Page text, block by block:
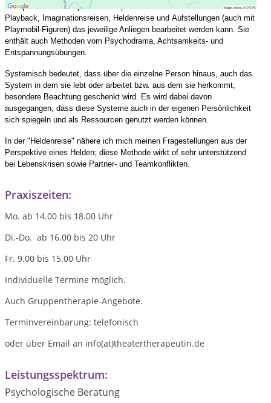
therapeutischen Gespräch über spielerische Interaktionen wie
Playback, Imaginationsreisen, Heldenreise und Aufstellungen (auch mit
Playmobil-Figuren) das jeweilige Anliegen bearbeitet werden kann. Sie
enthält auch Methoden vom Psychodrama, Achtsamkeits- und
Entspannungsübungen.
Systemisch bedeutet, dass über die einzelne Person hinaus, auch das
System in dem sie lebt oder arbeitet bzw. aus dem sie herkommt,
besondere Beachtung geschenkt wird. Es wird dabei davon
ausgegangen, dass diese Systeme auch in der eigenen Persönlichkeit
sich spiegeln und als Ressourcen genutzt werden können.
In der "Heldenreise" nähere ich mich meinen Fragestellungen aus der
Perspektive eines Helden; diese Methode wirkt of sehr unterstützend
bei Lebenskrisen sowie Partner- und Teamkonflikten.
Praxiszeiten:
Mo. ab 14.00 bis 18.00 Uhr
Di.-Do. ab 16.00 bis 20 Uhr
Fr. 9.00 bis 15.00 Uhr
Individuelle Termine möglich.
Auch Gruppentherapie-Angebote.
Terminvereinbarung: telefonisch
oder über Email an info(at)theatertherapeutin.de
Leistungsspektrum:
Psychologische Beratung